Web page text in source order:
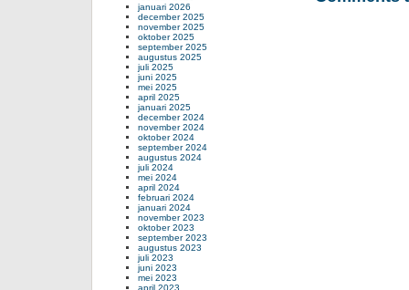
januari 2026
december 2025
november 2025
oktober 2025
september 2025
augustus 2025
juli 2025
juni 2025
mei 2025
april 2025
januari 2025
december 2024
november 2024
oktober 2024
september 2024
augustus 2024
juli 2024
mei 2024
april 2024
februari 2024
januari 2024
november 2023
oktober 2023
september 2023
augustus 2023
juli 2023
juni 2023
mei 2023
april 2023